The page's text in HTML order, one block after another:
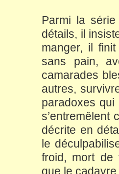
Parmi la
détails, il
manger, il
sans pain,
camarades
autres,
paradoxes
s’entremêlent
décrite en
le
froid, mort de
que le cadavre